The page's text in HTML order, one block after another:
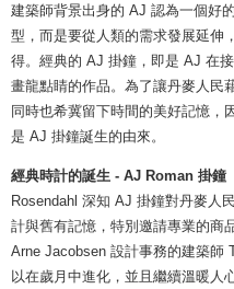
建築師背景出身的 AJ 認為一個好
型，而是要從人類的需求發展延伸
得。經典的 AJ 掛鐘，即是 AJ 在
畫龍點睛的作品。為了讓丹麥人民
同時也希冀留下時間的美好記憶，
是 AJ 掛鐘誕生的由來。
經典時計的誕生 - AJ Roman 掛鐘
Rosendahl 深知 AJ 掛鐘對丹麥人
計與舊有記憶，特別邀請專業的商
Arne Jacobsen 設計事務的建築師
以在歲月中進化，並且繼續溫暖人